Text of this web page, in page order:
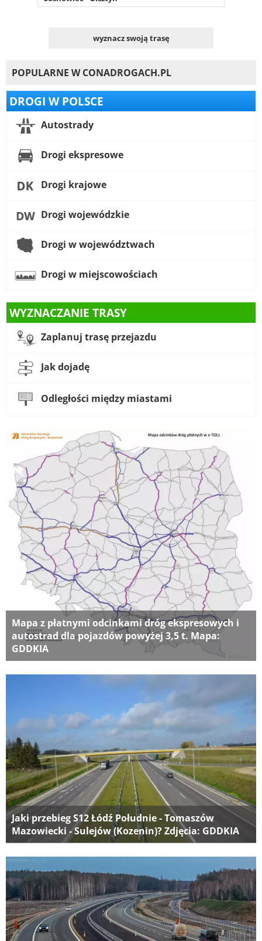
wyznacz swoją trasę
POPULARNE W CONADROGACH.PL
DROGI W POLSCE
Autostrady
Drogi ekspresowe
Drogi krajowe
Drogi wojewódzkie
Drogi w województwach
Drogi w miejscowościach
WYZNACZANIE TRASY
Zaplanuj trasę przejazdu
Jak dojadę
Odległości między miastami
Mapa z płatnymi odcinkami dróg ekspresowych i
autostrad dla pojazdów powyżej 3,5 t. Mapa:
GDDKIA
Jaki przebieg S12 Łódź Południe - Tomaszów
Mazowiecki - Sulejów (Kozenin)? Zdjęcia: GDDKIA